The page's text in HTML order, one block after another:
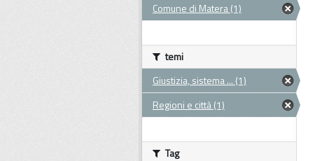
Comune di Matera (1)
temi
Giustizia, sistema ... (1)
Regioni e città (1)
Tag